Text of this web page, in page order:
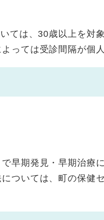
ては、30歳以上を対
っては受診間隔が個
早期発見・早期治療
ついては、町の保健